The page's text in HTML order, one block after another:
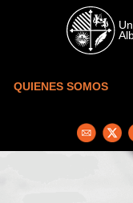
Skip to main content
QUIENES SOMOS